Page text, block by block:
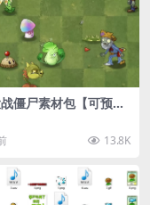
僵尸素材包【可预
13.8K